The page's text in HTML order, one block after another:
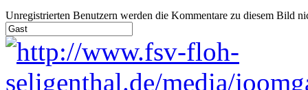
Unregistrierten Benutzern werden die Kommentare zu diesem Bild